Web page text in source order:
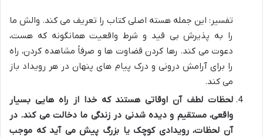
تفسیر: این جمله هسته اصلی کتاب را تعریف می کند. والش ما
را به پذیرش بی قید و شرط واقعیت همانگونه که هست،
دعوت می کند. رها کردن قضاوت ها و صرفاً مشاهده کردن، راه
را برای آرامش درونی و درک پیام های پنهان در هر رویداد باز
می کند.
لحظات لطف آن اوقاتی هستند که خدا از راه هایی بسیار
واقعی، مستقیم و دیده شدنی در زندگی ما دخالت می کند. در
آن لحظات، رویدادی کوچک یا بزرگ پیش می آید که موجب